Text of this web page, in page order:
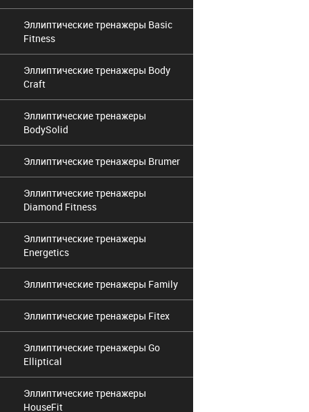
Эллиптические тренажеры Basic
Fitness
Эллиптические тренажеры Body
Craft
Эллиптические тренажеры
BodySolid
Эллиптические тренажеры Brumer
Эллиптические тренажеры
Diamond Fitness
Эллиптические тренажеры
Energetics
Эллиптические тренажеры Family
Эллиптические тренажеры Fitex
Эллиптические тренажеры Go
Elliptical
Эллиптические тренажеры
HouseFit